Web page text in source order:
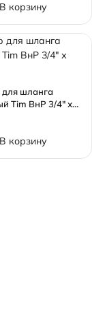
В корзину
шланга
Tim ВнР 3/4" х
В корзину